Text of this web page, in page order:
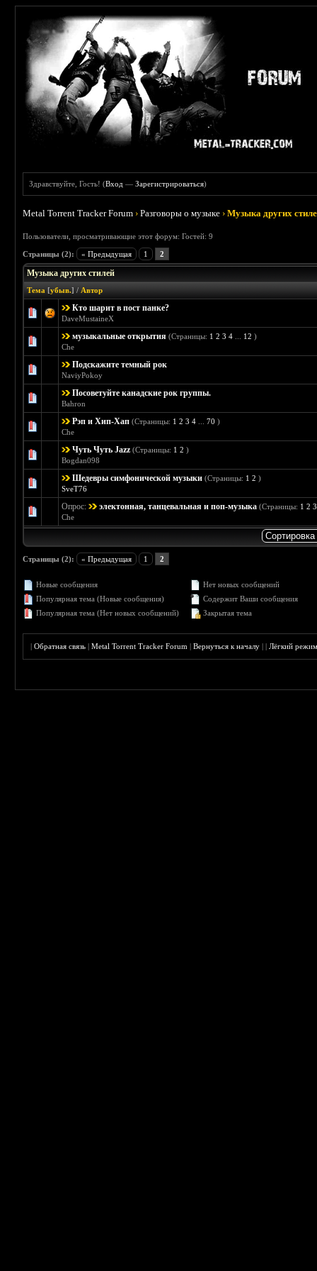
Здравствуйте, Гость! (Вход —Зарегистрироваться)
Metal Torrent Tracker Forum ›Разговоры о музыке ›Музыка других
Пользователи, просматривающие этот форум: Гостей: 9
Страницы (2): « Предыдущая 1 2
Музыка других стилей
Тема [убыв.] / Автор
Кто шарит в пост панке?
DaveMustaineX
Голосов: 1 - Средняя оценка: 5 из 5
12345
музыкальные открытия (Страницы: 1 2 3 4 12 )
Che
Голосов: 2 - Средняя оценка: 3 из 5
12345
Подскажите темный рок
NaviyPokoy
Голосов: 2 - Средняя оценка: 1 из 5
12345
Посоветуйте канадские рок группы.
Bahron
Голосов: 0 - Средняя оценка: 0 из 5
12345
Рэп и Хип-Хап (Страницы: 1 2 3 4 ...70 )
Che
Голосов: 11 - Средняя оценка: 2.36 из 5
1 2345
Чуть Чуть Jazz (Страницы: 1 2 )
Bogdan098
Голосов: 1 - Средняя оценка: 1 из 5
1 2345
Шедевры симфонической музыки (Страницы: 1 2 )
SveT76
Голосов: 0 - Средняя оценка: 0 из 5
12345
Опрос: электонная, танцевальная и поп-музыка (Страницы: 1 2 3
Che
Голосов: 7 - Средняя оценка: 4.43 из 5
1234 5
Страницы (2): « Предыдущая 1 2
Новые сообщения
Популярная тема (Новые сообщения)
Популярная тема (Нет новых сообщений)
Нет новых сообщений
Содержит Ваши сообщения
Закрытая тема
|Обратная связь |Metal Torrent Tracker Forum |Вернуться к началу ||Лёгкий